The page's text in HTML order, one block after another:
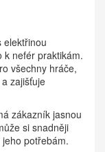
elektřinou
k nefér praktikám.
všechny hráče,
zajišťuje
zákazník jasnou
si snadněji
potřebám.